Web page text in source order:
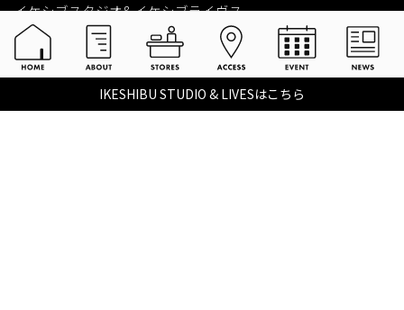
IKESHIBU STUDIO & LIVESはこちら
イケシブスタジオ& イケシブライヴス
お買いものをする
池部楽器店 総合ECサイト
池部楽器店 店舗一覧